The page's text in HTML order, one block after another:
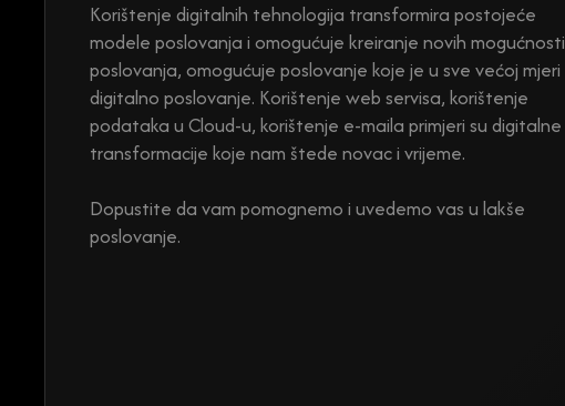
Korištenje digitalnih tehnologija transformira postojeće
modele poslovanja i omogućuje kreiranje novih mogućnosti
poslovanja, omogućuje poslovanje koje je u sve većoj mjeri
digitalno poslovanje. Korištenje web servisa, korištenje
podataka u Cloud-u, korištenje e-maila primjeri su digitalne
transformacije koje nam štede novac i vrijeme.
Dopustite da vam pomognemo i uvedemo vas u lakše
poslovanje.